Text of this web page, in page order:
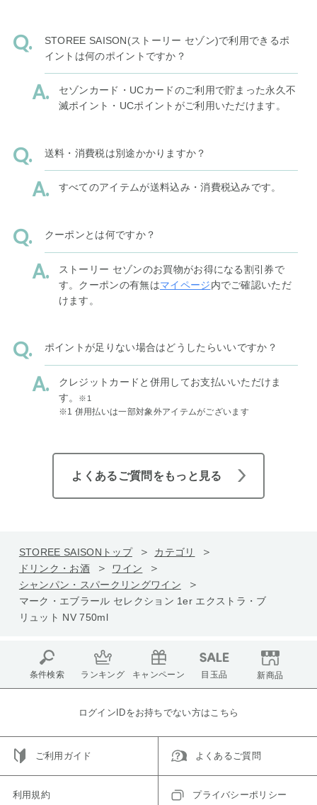
STOREE SAISON(ストーリー セゾン)で利用できるポ
イントは何のポイントですか？
セゾンカード・UCカードのご利用で貯まった永久不
滅ポイント・UCポイントがご利用いただけます。
送料・消費税は別途かかりますか？
すべてのアイテムが送料込み・消費税込みです。
クーポンとは何ですか？
ストーリー セゾンのお買物がお得になる割引券で
す。クーポンの有無はマイページ内でご確認いただ
けます。
ポイントが足りない場合はどうしたらいいですか？
クレジットカードと併用してお支払いいただけま
す。
※1
※1 併用払いは一部対象外アイテムがございます
よくあるご質問をもっと見る
STOREE SAISONトップ
カテゴリ
ドリンク・お酒
ワイン
シャンパン・スパークリングワイン
マーク・エブラール セレクション 1er エクストラ・ブ
リュット NV 750ml
条件検索 ランキング キャンペーン 目玉品 新商品
ログインIDをお持ちでない方はこちら
ご利用ガイド よくあるご質問
利用規約 プライバシーポリシー